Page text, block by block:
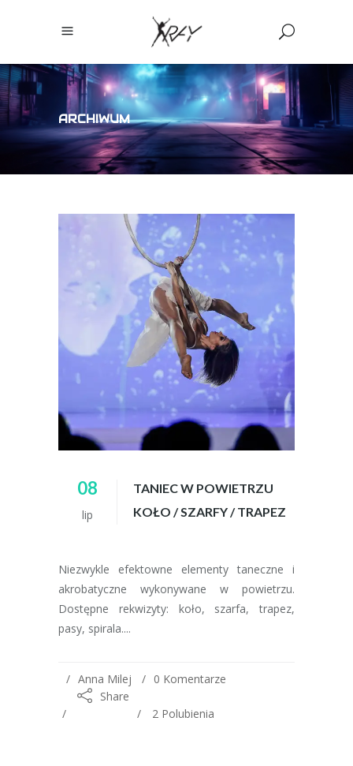
ARCHIWUM
08
lip
TANIEC W POWIETRZU
KOŁO / SZARFY / TRAPEZ
Niezwykle efektowne elementy taneczne i
akrobatyczne wykonywane w powietrzu.
Dostępne rekwizyty: koło, szarfa, trapez,
pasy, spirala....
Anna Milej
0 Komentarze
Share
2 Polubienia